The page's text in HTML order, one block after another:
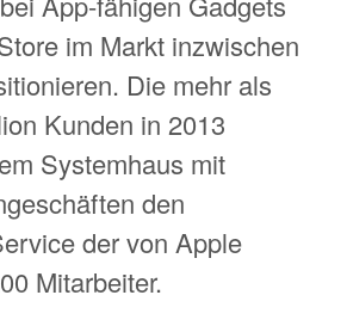
im Markt inzwischen
Die mehr als
Kunden in 2013
Systemhaus mit
den
der von Apple
Mitarbeiter.